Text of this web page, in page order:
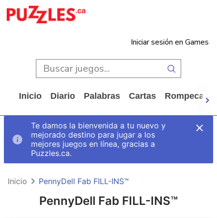
Iniciar sesión en Games
Inicio Diario Palabras Cartas
Te damos la bienvenida a tu nuevo y
mejorado destino para jugar a los
mejores juegos en línea, gracias a
Puzzles.ca.
PennyDell Fab FILL-INS™
Inicio PennyDell Fab FILL-INS™